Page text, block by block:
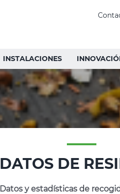
INSTALACIONES
DATOS DE
Datos y estadísticas de